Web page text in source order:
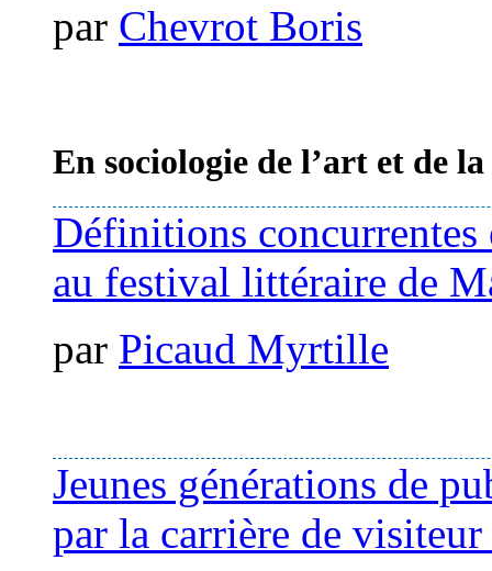
par Chevrot Boris
En sociologie de l’art et de
Définitions
au festival littéraire de
par Picaud Myrtille
Jeunes générations de
par la carrière de